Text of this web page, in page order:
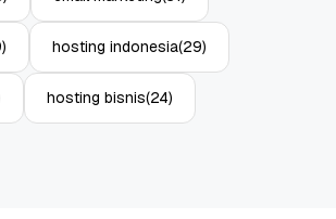
hosting indonesia(29)
hosting bisnis(24)